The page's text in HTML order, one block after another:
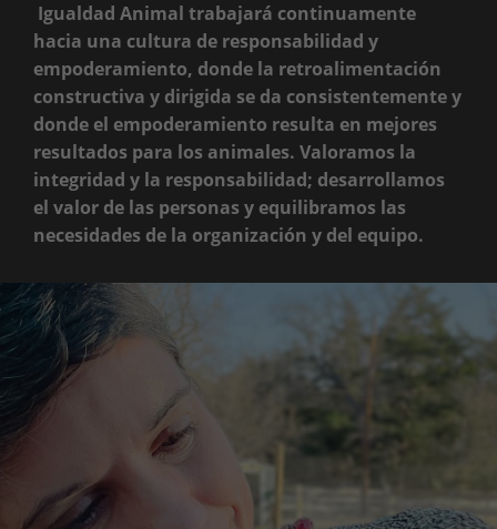
Igualdad Animal trabajará continuamente
hacia una cultura de responsabilidad y
empoderamiento, donde la retroalimentación
constructiva y dirigida se da consistentemente y
donde el empoderamiento resulta en mejores
resultados para los animales. Valoramos la
integridad y la responsabilidad; desarrollamos
el valor de las personas y equilibramos las
necesidades de la organización y del equipo.